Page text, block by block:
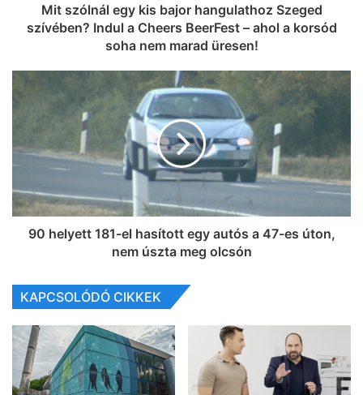
Mit szólnál egy kis bajor hangulathoz Szeged
szívében? Indul a Cheers BeerFest – ahol a korsód
soha nem marad üresen!
90 helyett 181-el hasított egy autós a 47-es úton,
nem úszta meg olcsón
KAPCSOLÓDÓ CIKKEK